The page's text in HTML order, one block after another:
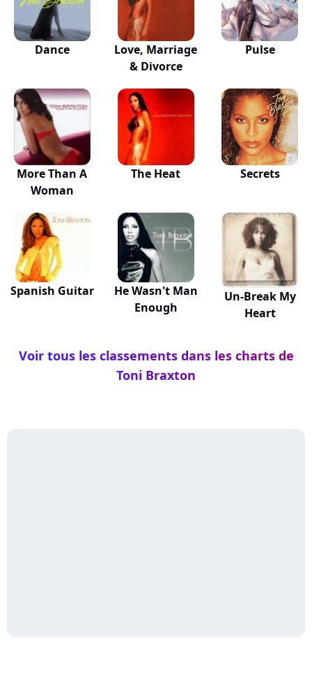
Dance
Love, Marriage
& Divorce
Pulse
More Than A
Woman
The Heat Secrets
Spanish Guitar
He Wasn't Man
Enough
Un-Break My
Heart
Voir tous les classements dans les charts de
Toni Braxton